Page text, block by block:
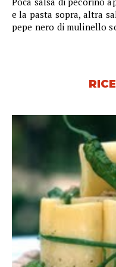
e la pasta sopra, altra
pepe nero di mulinello